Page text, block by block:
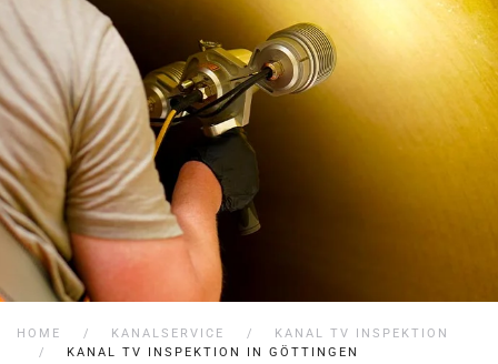
HOME KANALSERVICE
KANAL TV INSPEKTION
KANAL TV INSPEKTION IN GÖTTINGEN